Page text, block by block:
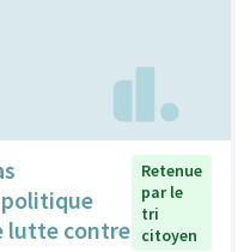
lutte contre
Retenue
par le
tri
citoyen